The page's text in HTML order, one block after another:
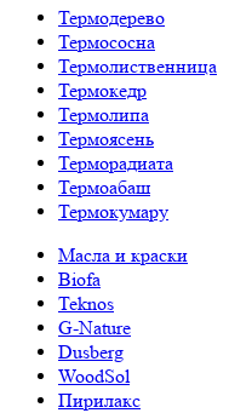
Термодерево
Термососна
Термолиственница
Термокедр
Термолипа
Термоясень
Терморадиата
Термоабаш
Термокумару
Масла и краски
Biofa
Teknos
G-Nature
Dusberg
WoodSol
Пирилакс